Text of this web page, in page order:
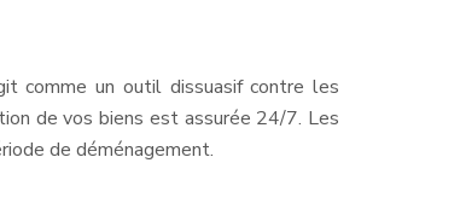
comme un outil dissuasif contre les
de vos biens est assurée 24/7. Les
de déménagement.